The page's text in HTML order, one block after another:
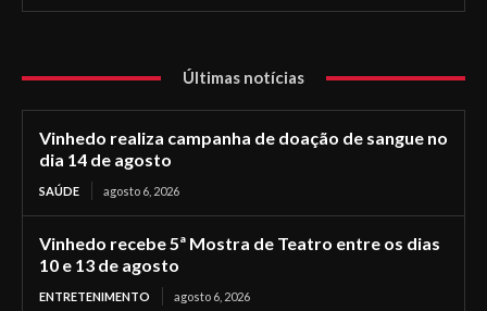
Últimas notícias
Vinhedo realiza campanha de doação de sangue no
dia 14 de agosto
SAÚDE agosto 6, 2026
Vinhedo recebe 5ª Mostra de Teatro entre os dias
10 e 13 de agosto
ENTRETENIMENTO agosto 6, 2026